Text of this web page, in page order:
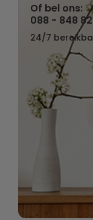
Of bel ons:
088 - 848
24/7